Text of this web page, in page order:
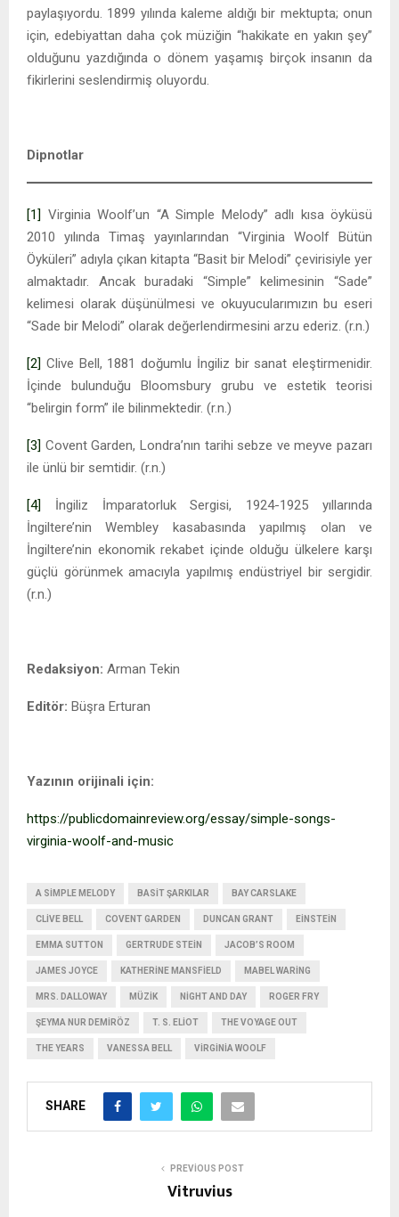
paylaşıyordu. 1899 yılında kaleme aldığı bir mektupta; onun
için, edebiyattan daha çok müziğin “hakikate en yakın şey”
olduğunu yazdığında o dönem yaşamış birçok insanın da
fikirlerini seslendirmiş oluyordu.
Dipnotlar
[1] Virginia Woolf’un “A Simple Melody” adlı kısa öyküsü
2010 yılında Timaş yayınlarından “Virginia Woolf Bütün
Öyküleri” adıyla çıkan kitapta “Basit bir Melodi” çevirisiyle yer
almaktadır. Ancak buradaki “Simple” kelimesinin “Sade”
kelimesi olarak düşünülmesi ve okuyucularımızın bu eseri
“Sade bir Melodi” olarak değerlendirmesini arzu ederiz. (r.n.)
[2] Clive Bell, 1881 doğumlu İngiliz bir sanat eleştirmenidir.
İçinde bulunduğu Bloomsbury grubu ve estetik teorisi
“belirgin form” ile bilinmektedir. (r.n.)
[3] Covent Garden, Londra’nın tarihi sebze ve meyve pazarı
ile ünlü bir semtidir. (r.n.)
[4]
İngiliz İmparatorluk Sergisi, 1924-1925 yıllarında
İngiltere’nin Wembley kasabasında yapılmış olan ve
İngiltere’nin ekonomik rekabet içinde olduğu ülkelere karşı
güçlü görünmek amacıyla yapılmış endüstriyel bir sergidir.
(r.n.)
Redaksiyon: Arman Tekin
Editör: Büşra Erturan
Yazının orijinali için:
https://publicdomainreview.org/essay/simple-songs-
virginia-woolf-and-music
A SIMPLE MELODY BASIT ŞARKILAR BAY CARSLAKE
CLIVE BELL COVENT GARDEN DUNCAN GRANT EINSTEIN
EMMA SUTTON GERTRUDE STEIN JACOB’S ROOM
JAMES JOYCE KATHERINE MANSFIELD MABEL WARING
MRS. DALLOWAY MÜZIK NIGHT AND DAY ROGER FRY
ŞEYMA NUR DEMIRÖZ T. S. ELIOT THE VOYAGE OUT
THE YEARS VANESSA BELL VIRGINIA WOOLF
SHARE
PREVIOUS POST
Vitruvius